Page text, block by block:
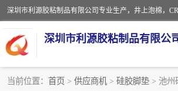
深圳市利源胶粘制品有限公
当前位置： 首页 > 供应商机 > 硅胶脚垫 > 池州